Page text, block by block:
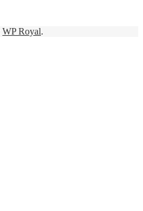
WP Royal.